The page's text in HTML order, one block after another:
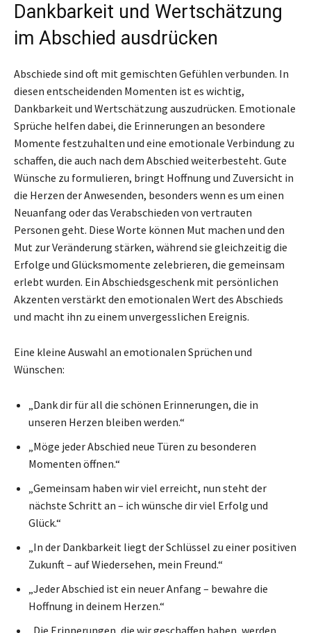
Dankbarkeit und Wertschätzung
im Abschied ausdrücken
Abschiede sind oft mit gemischten Gefühlen verbunden. In
diesen entscheidenden Momenten ist es wichtig,
Dankbarkeit und Wertschätzung auszudrücken. Emotionale
Sprüche helfen dabei, die Erinnerungen an besondere
Momente festzuhalten und eine emotionale Verbindung zu
schaffen, die auch nach dem Abschied weiterbesteht. Gute
Wünsche zu formulieren, bringt Hoffnung und Zuversicht in
die Herzen der Anwesenden, besonders wenn es um einen
Neuanfang oder das Verabschieden von vertrauten
Personen geht. Diese Worte können Mut machen und den
Mut zur Veränderung stärken, während sie gleichzeitig die
Erfolge und Glücksmomente zelebrieren, die gemeinsam
erlebt wurden. Ein Abschiedsgeschenk mit persönlichen
Akzenten verstärkt den emotionalen Wert des Abschieds
und macht ihn zu einem unvergesslichen Ereignis.
Eine kleine Auswahl an emotionalen Sprüchen und
Wünschen:
„Dank dir für all die schönen Erinnerungen, die in
unseren Herzen bleiben werden.“
„Möge jeder Abschied neue Türen zu besonderen
Momenten öffnen.“
„Gemeinsam haben wir viel erreicht, nun steht der
nächste Schritt an – ich wünsche dir viel Erfolg und
Glück.“
„In der Dankbarkeit liegt der Schlüssel zu einer positiven
Zukunft – auf Wiedersehen, mein Freund.“
„Jeder Abschied ist ein neuer Anfang – bewahre die
Hoffnung in deinem Herzen.“